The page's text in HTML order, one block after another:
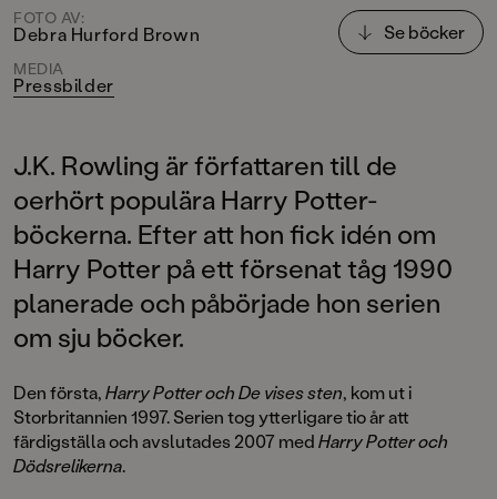
FOTO AV:
Debra Hurford Brown
MEDIA
Pressbilder
Se böcker
J.K. Rowling är författaren till de
oerhört populära Harry Potter-
böckerna. Efter att hon fick idén om
Harry Potter på ett försenat tåg 1990
planerade och påbörjade hon serien
om sju böcker.
Den första,Harry Potter och De vises sten, kom ut i
Storbritannien 1997. Serien tog ytterligare tio år att
färdigställa och avslutades 2007 medHarry Potter och
Dödsrelikerna.